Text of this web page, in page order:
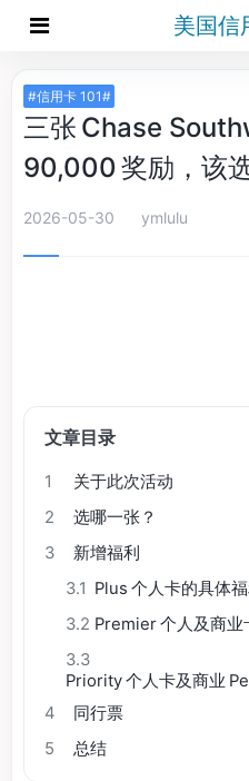
美国信
#信用卡 101#
三张 Chase
90,000 奖励，该
2026-05-30 ymlulu
文章目录
1
关于此次活动
2
选哪一张？
3
新增福利
3.1 Plus 个人卡的具体福
3.2 Premier 个人及商业
3.3
Priority 个人卡及商业
4
同行票
5
总结